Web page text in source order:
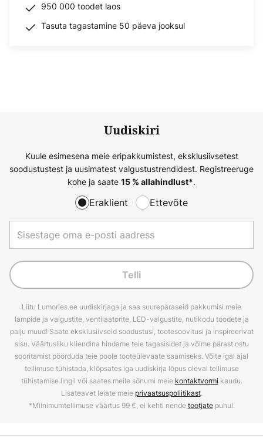
950 000 toodet laos
Tasuta tagastamine 50 päeva jooksul
Uudiskiri
Kuule esimesena meie eripakkumistest, eksklusiivsetest
soodustustest ja uusimatest valgustustrendidest. Registreeruge
kohe ja saate 15 % allahindlust*.
Eraklient Ettevõte
Telli
Liitu Lumories.ee uudiskirjaga ja saa suurepäraseid pakkumisi meie
lampide ja valgustite, ventilaatorite, LED-valgustite, nutikodu toodete ja
palju muud! Saate eksklusiivseid soodustusi, tootesoovitusi ja inspireerivat
sisu. Väärtusliku kliendina hindame teie tagasisidet ja võime pärast ostu
sooritamist pöörduda teie poole tooteülevaate saamiseks. Võite igal ajal
tellimuse tühistada, klõpsates iga uudiskirja lõpus oleval tellimuse
tühistamise lingil või saates meile sõnumi meie kontaktvormi kaudu.
Lisateavet leiate meie privaatsuspoliitikast.
*Miinimumtellimuse väärtus 99 €, ei kehti nendetootjatepuhul.